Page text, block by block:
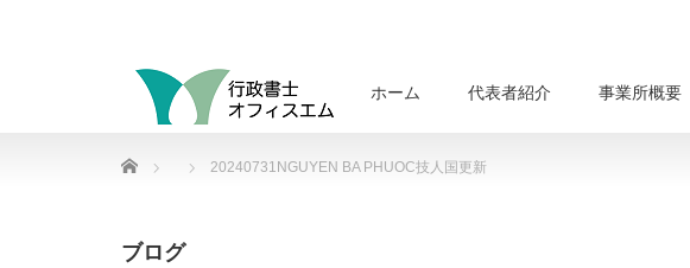
ホーム 代表者紹介 事業所概要
Home 20240731NGUYEN BA PHUOC技人国更新
ブログ